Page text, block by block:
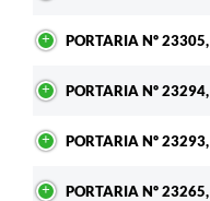
PORTARIA Nº
PORTARIA Nº
PORTARIA Nº
PORTARIA Nº